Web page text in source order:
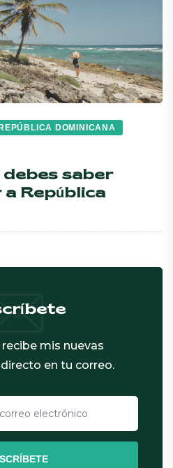
REPÚBLICA DOMINICANA
debes saber
República
mis nuevas
en tu correo.